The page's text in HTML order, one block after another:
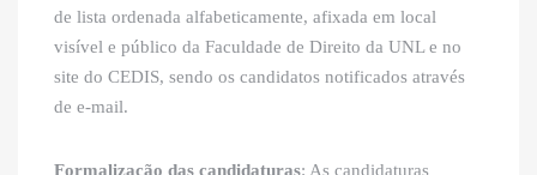
de lista ordenada alfabeticamente, afixada em local
visível e público da Faculdade de Direito da UNL e no
site do CEDIS, sendo os candidatos notificados através
de e-mail.
Formalização das candidaturas: As candidaturas